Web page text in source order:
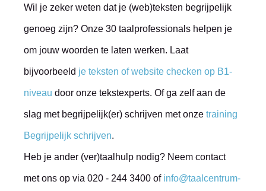
Wil je zeker weten dat je (web)teksten begrijpelijk
genoeg zijn? Onze 30 taalprofessionals helpen je
om jouw woorden te laten werken. Laat
bijvoorbeeld je teksten of website checken op B1-
niveau door onze tekstexperts. Of ga zelf aan de
slag met begrijpelijk(er) schrijven met onze training
Begrijpelijk schrijven.
Heb je ander (ver)taalhulp nodig? Neem contact
met ons op via 020 - 244 3400 of info@taalcentrum-